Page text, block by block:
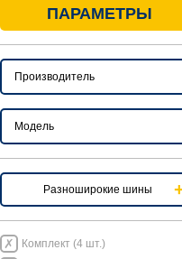
ПАРАМЕТРЫ
Разноширокие шины
Комплект (4 шт.)